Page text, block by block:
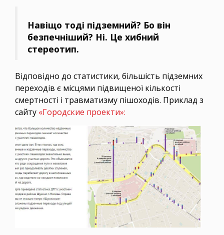
Навіщо тоді підземний? Бо він
безпечніший? Ні. Це хибний
стереотип.
Відповідно до статистики, більшість підземних
переходів є місцями підвищеної кількості
смертності і травматизму пішоходів. Приклад з
сайту «Городские проекти»: